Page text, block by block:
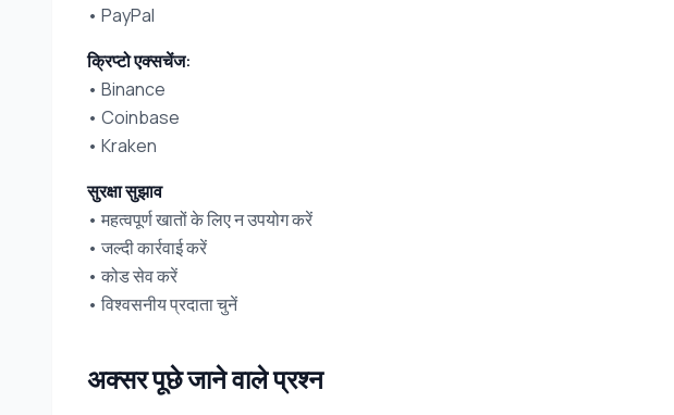
• PayPal
क्रिप्टो एक्सचेंज:
• Binance
• Coinbase
• Kraken
सुरक्षा सुझाव
• महत्वपूर्ण खातों के लिए न उपयोग करें
• जल्दी कार्रवाई करें
• कोड सेव करें
• विश्वसनीय प्रदाता चुनें
अक्सर पूछे जाने वाले प्रश्न